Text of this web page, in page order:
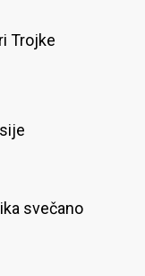
Trojke
svečano